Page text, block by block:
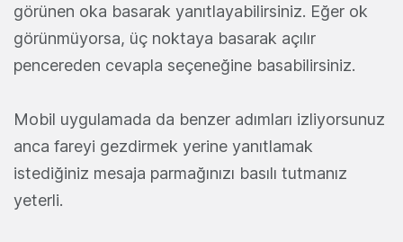
görünen oka basarak yanıtlayabilirsiniz. Eğer ok
görünmüyorsa, üç noktaya basarak açılır
pencereden cevapla seçeneğine basabilirsiniz.
Mobil uygulamada da benzer adımları izliyorsunuz
anca fareyi gezdirmek yerine yanıtlamak
istediğiniz mesaja parmağınızı basılı tutmanız
yeterli.